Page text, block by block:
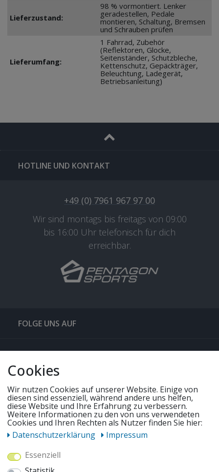
Lieferzustand:
98 % vormontiert. Lenker
geradestellen, Pedale
montieren, Schaltung, Bremsen
und Schrauben prüfen
Lieferumfang:
1 Fahrrad, Zubehör
(Reflektoren, Glocke,
Seitenständer, Schutzbleche,
Kettenschutz, Gepäckträger,
Beleuchtung, Ladegerät,
Betriebsanleitung)
HOTLINE UND KONTAKT
+49 (0) 7961 967 97 00
Wir sind montags bis freitags von 09:00
bis 16:00 Uhr telefonisch für dich
erreichbar.
FOLGE UNS AUF
QUICKLINKS & TIPPS
UNSERE ANGEBOTE
Cookies
Wir nutzen Cookies auf unserer Website. Einige von
diesen sind essenziell, während andere uns helfen,
diese Website und Ihre Erfahrung zu verbessern.
Weitere Informationen zu den von uns verwendeten
Cookies und Ihren Rechten als Nutzer finden Sie hier:
Daten­schutz­erklärung
Impressum
Essenziell